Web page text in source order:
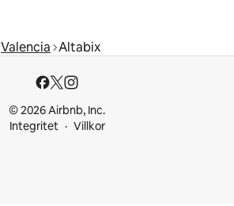
Valencia Altabix
© 2026 Airbnb, Inc.
Integritet
Villkor